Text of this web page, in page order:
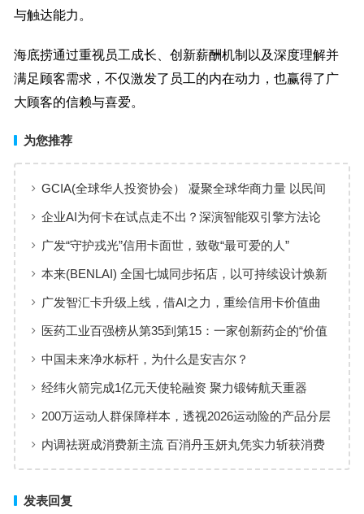
与触达能力。
海底捞通过重视员工成长、创新薪酬机制以及深度理解并
满足顾客需求，不仅激发了员工的内在动力，也赢得了广
大顾客的信赖与喜爱。
为您推荐
GCIA(全球华人投资协会） 凝聚全球华商力量 以民间
交流赋能从业者共同成长
企业AI为何卡在试点走不出？深演智能双引擎方法论
回答：卡点不在模型，而在使用方式
广发“守护戎光”信用卡面世，致敬“最可爱的人”
本来(BENLAI) 全国七城同步拓店，以可持续设计焕新
品牌体验
广发智汇卡升级上线，借AI之力，重绘信用卡价值曲
线
医药工业百强榜从第35到第15：一家创新药企的“价值
增长”样本
中国未来净水标杆，为什么是安吉尔？
经纬火箭完成1亿元天使轮融资 聚力锻铸航天重器
200万运动人群保障样本，透视2026运动险的产品分层
与适配逻辑
内调祛斑成消费新主流 百消丹玉妍丸凭实力斩获消费
发表回复